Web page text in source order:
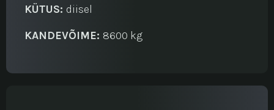
KÜTUS: diisel
KANDEVÕIME: 8600 kg